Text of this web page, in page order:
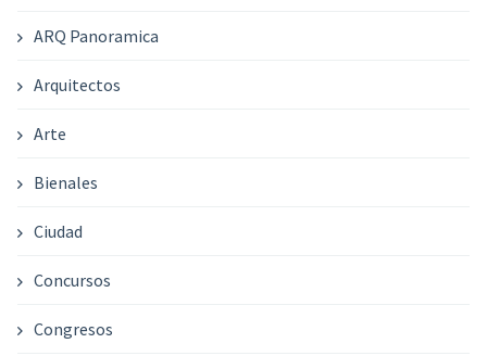
ARQ Panoramica
Arquitectos
Arte
Bienales
Ciudad
Concursos
Congresos